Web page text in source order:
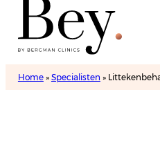
Home» Specialisten »